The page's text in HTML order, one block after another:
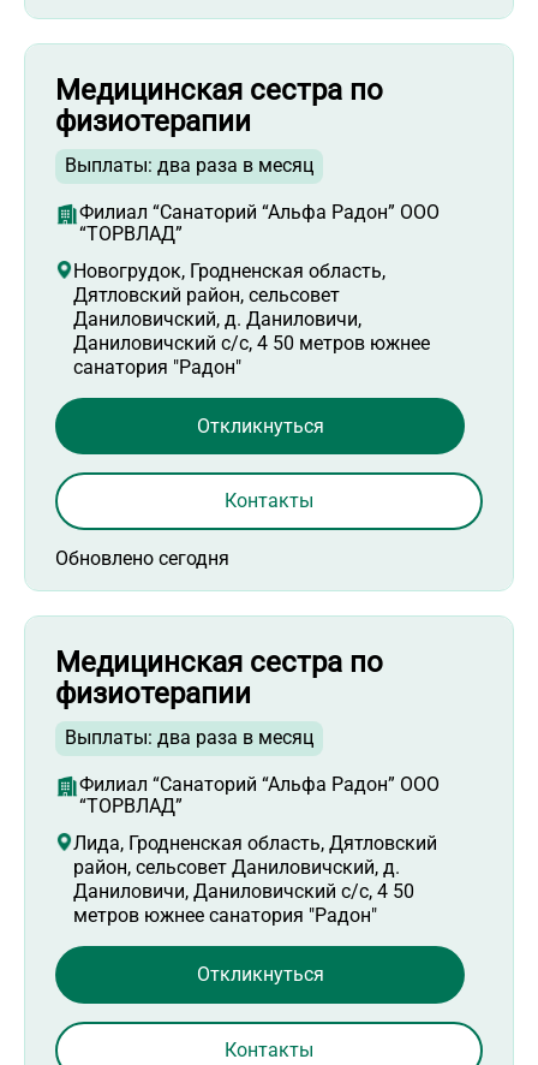
Медицинская сестра по
физиотерапии
Выплаты: два раза в месяц
Филиал “Санаторий “Альфа Радон” ООО
“ТОРВЛАД”
Новогрудок, Гродненская область,
Дятловский район, сельсовет
Даниловичский, д. Даниловичи,
Даниловичский с/с, 4 50 метров южнее
санатория "Радон"
Обновлено сегодня
Откликнуться
Контакты
Медицинская сестра по
физиотерапии
Выплаты: два раза в месяц
Филиал “Санаторий “Альфа Радон” ООО
“ТОРВЛАД”
Лида, Гродненская область, Дятловский
район, сельсовет Даниловичский, д.
Даниловичи, Даниловичский с/с, 4 50
метров южнее санатория "Радон"
Откликнуться
Контакты